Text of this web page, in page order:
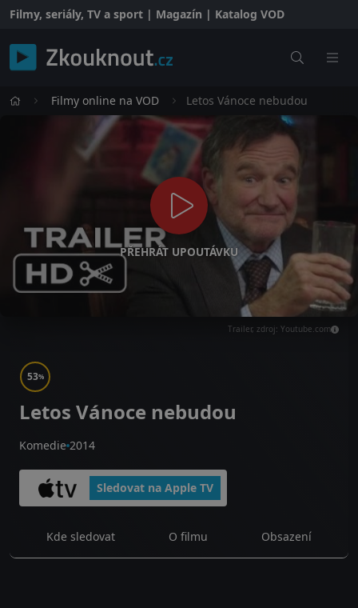
Filmy, seriály, TV a sport | Magazín | Katalog VOD
Filmy online na VOD Letos Vánoce nebudou
PŘEHRÁT UPOUTÁVKU
Trailer, zdroj: Youtube.com
53%
Letos Vánoce nebudou
Komedie 2014
Sledovat na Apple TV
Kde sledovat O filmu Obsazení